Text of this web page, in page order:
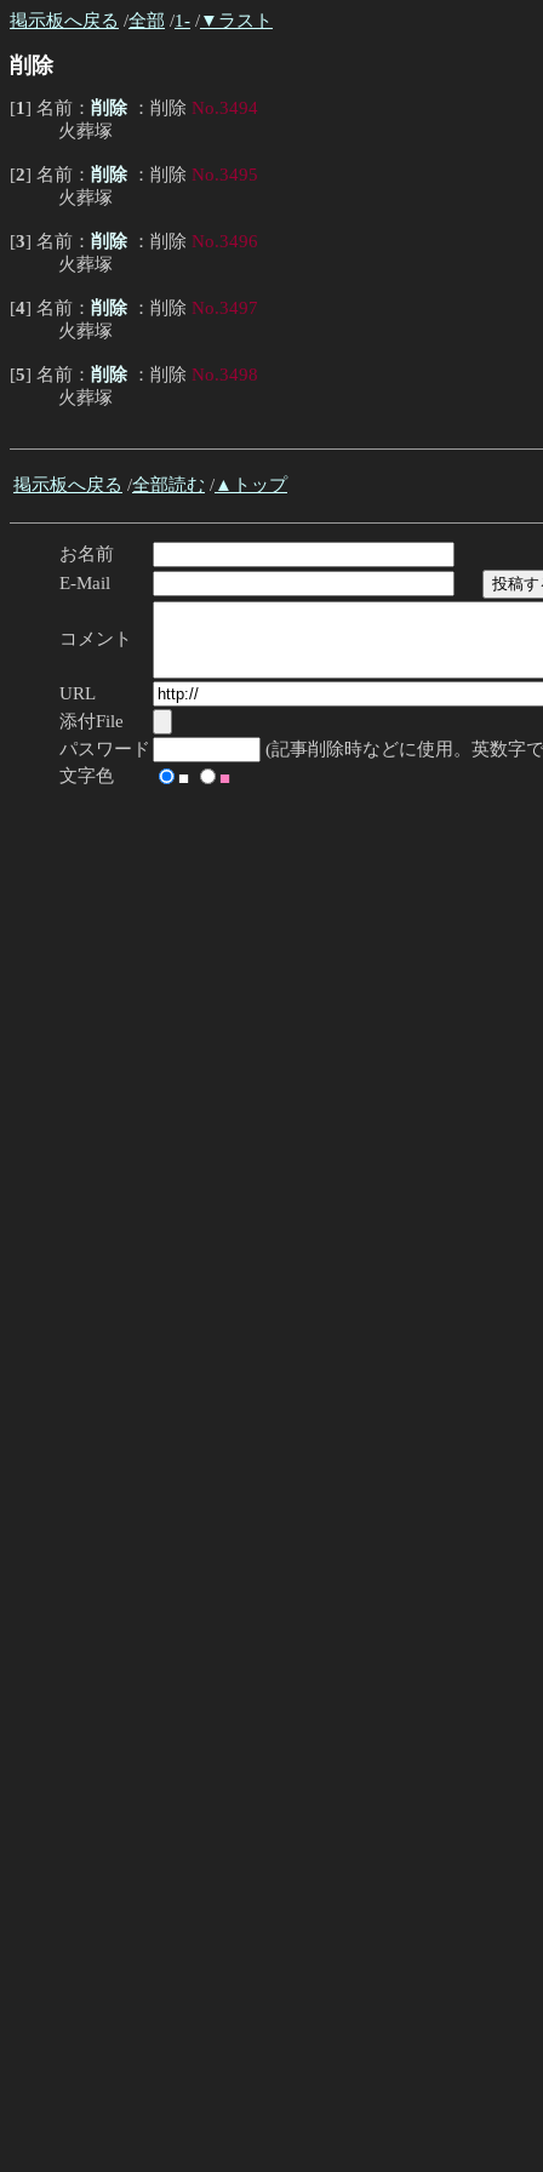
掲示板へ戻る /全部 /1- /▼ラスト
削除
[1] 名前： 削除 ：削除 No.3494
火葬塚
[2] 名前： 削除 ：削除 No.3495
火葬塚
[3] 名前： 削除 ：削除 No.3496
火葬塚
[4] 名前： 削除 ：削除 No.3497
火葬塚
[5] 名前： 削除 ：削除 No.3498
火葬塚
掲示板へ戻る /全部読む /▲トップ
お名前
E-Mail
コメント
URL
添付File
パスワード
(記事削除時などに使用。英数字
文字色
■ ■